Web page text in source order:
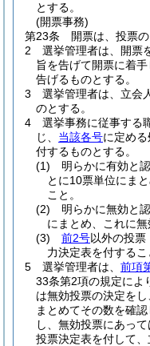
とする。
(開票事務)
第23条
開票は、投票の
2
選挙管理者は、開票
旨を告げて開票に着
告げるものとする。
3
選挙管理者は、立会
のとする。
4
選挙事務に従事する
じ、 当該各号に定め
付するものとする。
(1)
明らかに有効と
とに10票単位にま
こと。
(2)
明らかに無効と
にまとめ、これに無
(3)
前2号以外の投
力決定表を付するこ
5
選挙管理者は、 前項
33条第2項の規定によ
は無効投票の決定を
まとめてその数を確
し、無効投票にあっ
投票決定表を付して